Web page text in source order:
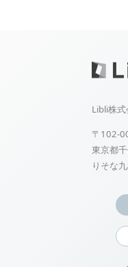
Libli株式
〒102-
東京都
りそな